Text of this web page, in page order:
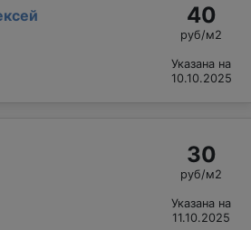
40
руб/м2
Указана на
10.10.2025
30
руб/м2
Указана на
11.10.2025